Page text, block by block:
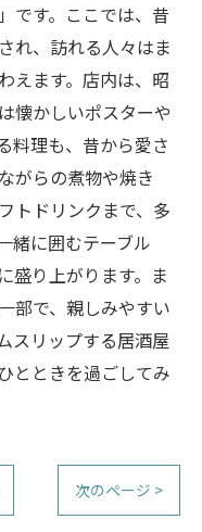
です。ここでは、昔
れ、訪れる人々はま
えます。店内は、昭
懐かしいポスターや
料理も、昔から愛さ
がらの煮物や焼き
トドリンクまで、多
緒に囲むテーブル
盛り上がります。ま
部で、親しみやすい
スリップする居酒屋
とときを過ごしてみ
次のページ >